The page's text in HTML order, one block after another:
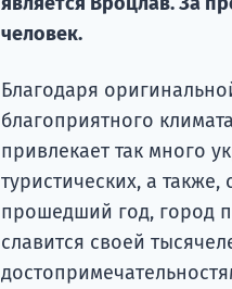
человек.
Благодаря
благоприятного
привлекает так много
туристических, а
прошедший год, город
славится своей